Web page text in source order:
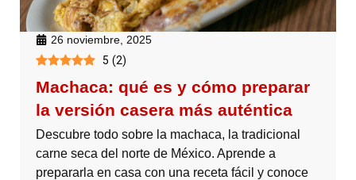
26 noviembre, 2025
5 (2)
Machaca: qué es y cómo preparar
la versión casera más auténtica
Descubre todo sobre la machaca, la tradicional
carne seca del norte de México. Aprende a
prepararla en casa con una receta fácil y conoce